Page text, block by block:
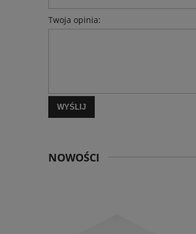
Twoja opinia:
WYŚLIJ
NOWOŚCI